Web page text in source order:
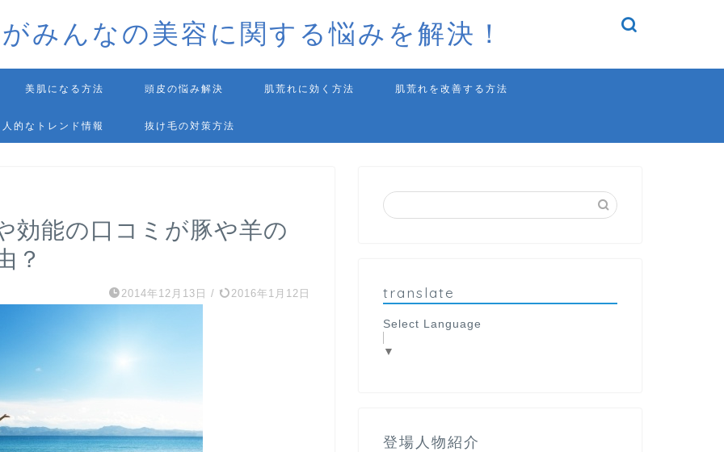
みんなの美容に関する悩みを解決！
美肌になる方法 頭皮の悩み解決 肌荒れに効く方法 肌荒れを改善する方法
人的なトレンド情報 抜け毛の対策方法
効能の口コミが豚や羊の
？
2014年12月13日 / 2016年1月12日 translate
Select Language
▼
登場人物紹介